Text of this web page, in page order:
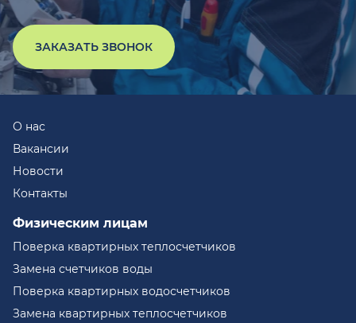
ЗАКАЗАТЬ ЗВОНОК
О нас
Вакансии
Новости
Контакты
Физическим лицам
Поверка квартирных теплосчетчиков
Замена счетчиков воды
Поверка квартирных водосчетчиков
Замена квартирных теплосчетчиков